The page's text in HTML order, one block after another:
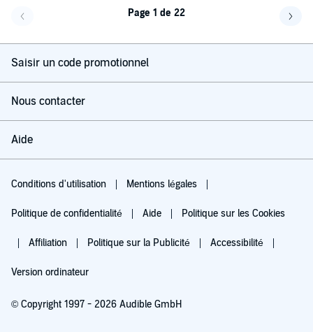
Page 1 de 22
Saisir un code promotionnel
Nous contacter
Aide
Conditions d'utilisation Mentions légales
Politique de confidentialité Aide Politique sur les Cookies
Affiliation Politique sur la Publicité Accessibilité
Version ordinateur
© Copyright 1997 - 2026 Audible GmbH